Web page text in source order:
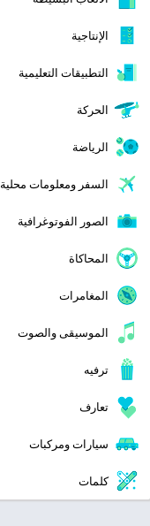
الإنتاجية
التطبيقات التعليمية
الحركة
الرياضة
السفر ومعلومات محلية
الصور الفوتوغرافية
المحاكاة
المغامرات
الموسيقى والصوت
ترفيه
تعارف
سيارات ومركبات
كلمات